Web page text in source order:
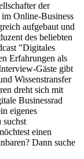
der
im Online-Business
aufgebaut und
des beliebten
"Digitales
Erfahrungen als
Gäste gibt
Wissenstransfer
dreht sich mit
Businessrad
eigenes
suchst
einen
Dann suche